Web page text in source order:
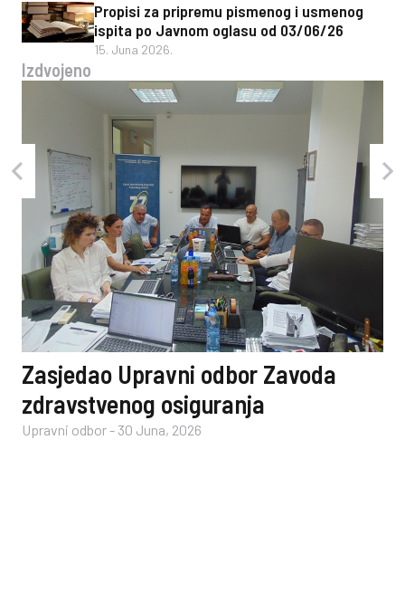
Propisi za pripremu pismenog i usmenog
ispita po Javnom oglasu od 03/06/26
15. Juna 2026.
Izdvojeno
Zasjedao Upravni odbor Zavoda
zdravstvenog osiguranja
Upravni odbor- 30 Juna, 2026